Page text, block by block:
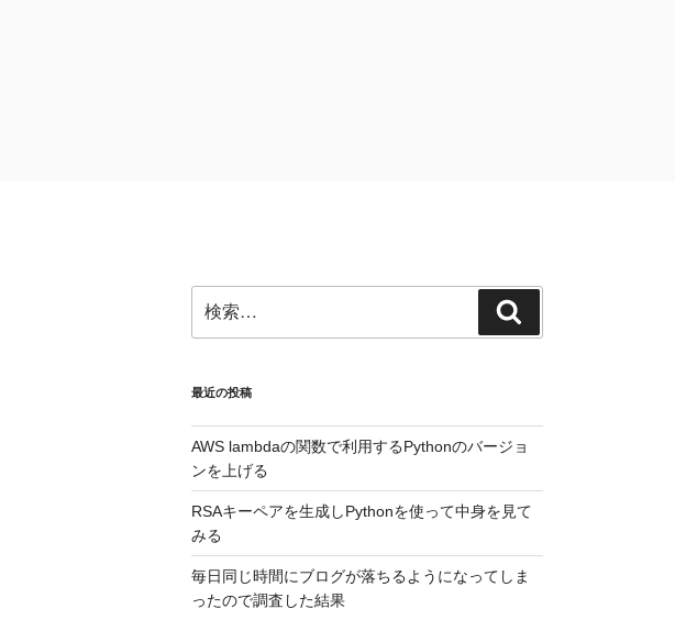
索:
索
最近の投稿
AWS lambdaの関数で利用するPythonのバージョ
ンを上げる
RSAキーペアを生成しPythonを使って中身を見て
みる
毎日同じ時間にブログが落ちるようになってしま
ったので調査した結果